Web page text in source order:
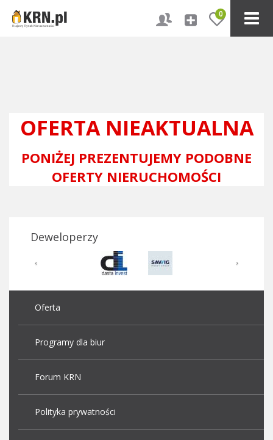
0
OFERTA NIEAKTUALNA
PONIŻEJ PREZENTUJEMY PODOBNE
OFERTY NIERUCHOMOŚCI
Deweloperzy
Oferta
Programy dla biur
Forum KRN
Polityka prywatności